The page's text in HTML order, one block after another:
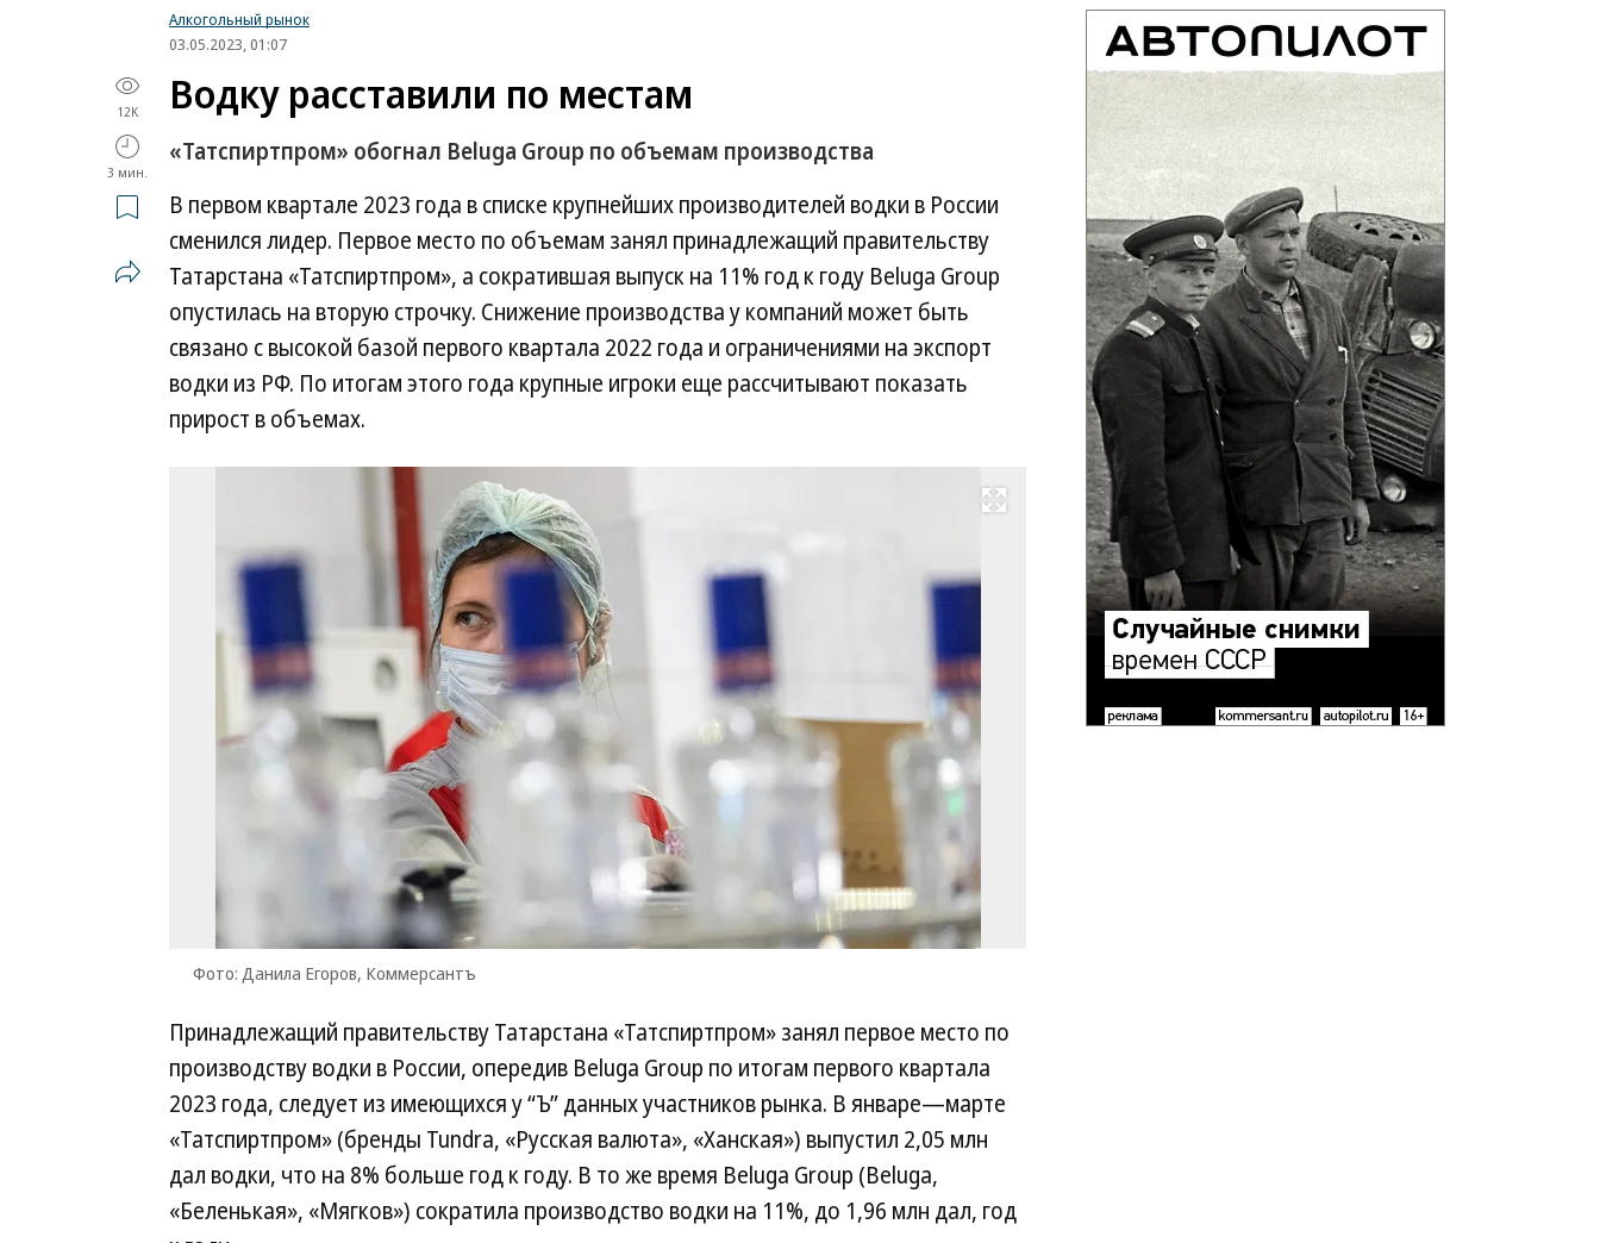
Алкогольный рынок
03.05.2023, 01:07
12K
3 мин.
Водку расставили по местам
«Татспиртпром» обогнал Beluga Group по объемам производства
В первом квартале 2023 года в списке крупнейших производителей водки в России
сменился лидер. Первое место по объемам занял принадлежащий правительству
Татарстана «Татспиртпром», а сократившая выпуск на 11% год к году Beluga Group
опустилась на вторую строчку. Снижение производства у компаний может быть
связано с высокой базой первого квартала 2022 года и ограничениями на экспорт
водки из РФ. По итогам этого года крупные игроки еще рассчитывают показать
прирост в объемах.
Развернуть на весь экран
Фото: Данила Егоров, Коммерсантъ
Фото:
Данила
Егоров,
Коммерсантъ
Принадлежащий правительству Татарстана «Татспиртпром» занял первое место по
производству водки в России, опередив Beluga Group по итогам первого квартала
2023 года, следует из имеющихся у “Ъ” данных участников рынка. В январе—марте
«Татспиртпром» (бренды Tundra, «Русская валюта», «Ханская») выпустил 2,05 млн
дал водки, что на 8% больше год к году. В то же время Beluga Group (Beluga,
«Беленькая», «Мягков») сократила производство водки на 11%, до 1,96 млн дал, год